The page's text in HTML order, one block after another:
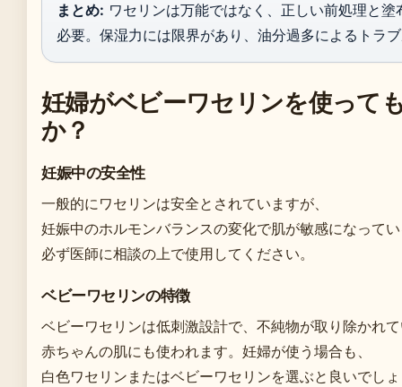
まとめ: ワセリンは万能ではなく、正しい前処理と
必要。保湿力には限界があり、油分過多によるトラ
妊婦がベビーワセリンを使って
か？
妊娠中の安全性
一般的にワセリンは安全とされていますが、
妊娠中のホルモンバランスの変化で肌が敏感になって
必ず医師に相談の上で使用してください。
ベビーワセリンの特徴
ベビーワセリンは低刺激設計で、不純物が取り除かれ
赤ちゃんの肌にも使われます。妊婦が使う場合も、
白色ワセリンまたはベビーワセリンを選ぶと良いでし